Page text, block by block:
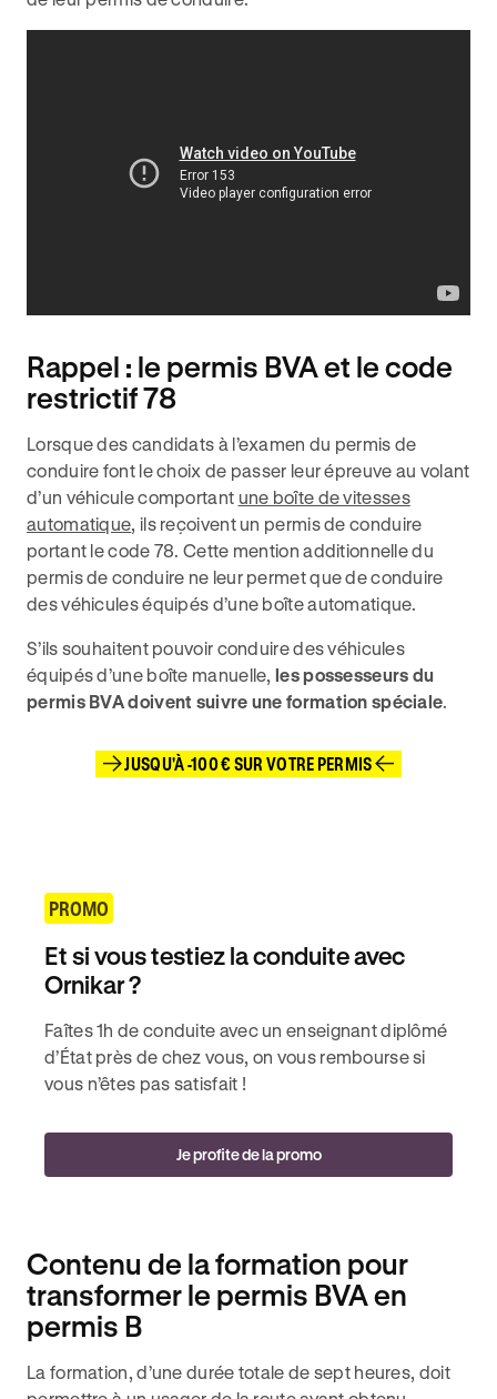
Rappel : le permis BVA et le code
restrictif 78
Lorsque des candidats à l’examen du permis de
conduire font le choix de passer leur épreuve au volant
d’un véhicule comportant une boîte de vitesses
automatique, ils reçoivent un permis de conduire
portant le code 78. Cette mention additionnelle du
permis de conduire ne leur permet que de conduire
des véhicules équipés d’une boîte automatique.
S’ils souhaitent pouvoir conduire des véhicules
équipés d’une boîte manuelle,les possesseurs du
permis BVA doivent suivre une formation spéciale.
JUSQU'À -100 € SUR VOTRE PERMIS
PROMO
Et si vous testiez la conduite avec
Ornikar ?
Faîtes 1h de conduite avec un enseignant diplômé
d’État près de chez vous, on vous rembourse si
vous n’êtes pas satisfait !
Je profite de la promo
Contenu de la formation pour
transformer le permis BVA en
permis B
La formation, d’une durée totale de sept heures, doit